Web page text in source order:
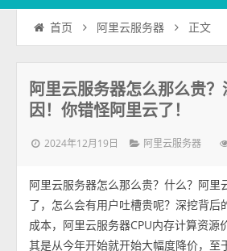
首页 阿里云服务器 正文
阿里云服务器怎么那么贵
因！你错怪阿里云了！
2024年12月19日 阿里云服务器
阿里云服务器怎么那么贵？什么？阿里
了，怎么会有用户吐槽贵呢？深挖背后
成本，阿里云服务器CPU内存计算资源
其是从今年开始就开始大幅度降价，至